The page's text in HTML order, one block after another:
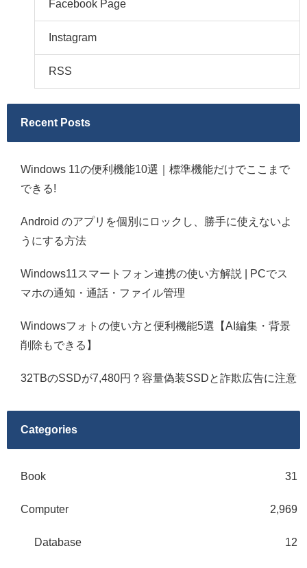
Facebook Page
Instagram
RSS
Recent Posts
Windows 11の便利機能10選｜標準機能だけでここまで
できる!
Android のアプリを個別にロックし、勝手に使えないよ
うにする方法
Windows11スマートフォン連携の使い方解説 | PCでス
マホの通知・通話・ファイル管理
Windowsフォトの使い方と便利機能5選【AI編集・背景
削除もできる】
32TBのSSDが7,480円？容量偽装SSDと詐欺広告に注意
Categories
Book 31
Computer 2,969
Database 12